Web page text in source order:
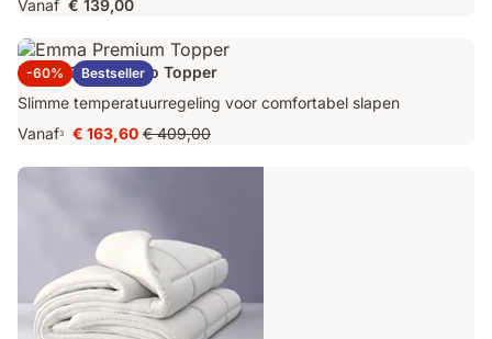
Vanaf € 139,00
-60% Bestseller
Emma Original Pro Topper
Slimme temperatuurregeling voor comfortabel slapen
Vanaf3
Prijs
€ 163,60
€ 163,60 Oorspronkelijke
prijs
€ 409,00